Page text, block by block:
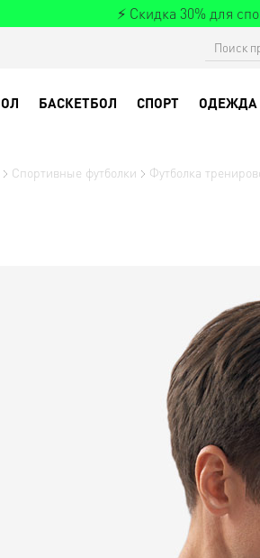
⚡ Скидка 30% для
БАСКЕТБОЛ СПОРТ ОДЕЖДА
Спортивные футболки Футболка